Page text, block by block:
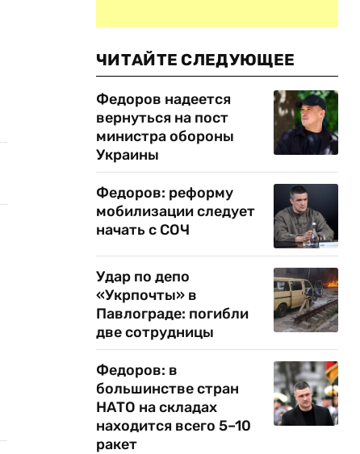
ЧИТАЙТЕ СЛЕДУЮЩЕЕ
Федоров надеется
вернуться на пост
министра обороны
Украины
Федоров: реформу
мобилизации следует
начать с СОЧ
Удар по депо
«Укрпочты» в
Павлограде: погибли
две сотрудницы
Федоров: в
большинстве стран
НАТО на складах
находится всего 5–10
ракет